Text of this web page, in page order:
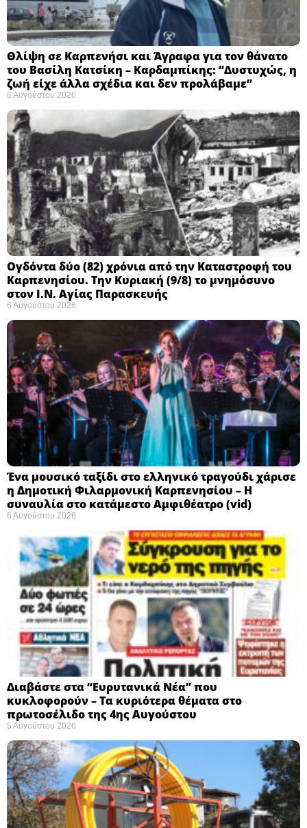
Θλίψη σε Καρπενήσι και Άγραφα για τον θάνατο
του Βασίλη Κατσίκη – Καρδαμπίκης: “Δυστυχώς, η
ζωή είχε άλλα σχέδια και δεν προλάβαμε”
6 Αυγούστου 2026
Ογδόντα δύο (82) χρόνια από την Καταστροφή του
Καρπενησίου. Την Κυριακή (9/8) το μνημόσυνο
στον Ι.Ν. Αγίας Παρασκευής
6 Αυγούστου 2026
Ένα μουσικό ταξίδι στο ελληνικό τραγούδι χάρισε
η Δημοτική Φιλαρμονική Καρπενησίου – Η
συναυλία στο κατάμεστο Αμφιθέατρο (vid)
6 Αυγούστου 2026
Διαβάστε στα “Ευρυτανικά Νέα” που
κυκλοφορούν – Τα κυριότερα θέματα στο
πρωτοσέλιδο της 4ης Αυγούστου
5 Αυγούστου 2026